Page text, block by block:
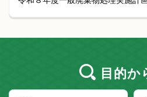
目的か